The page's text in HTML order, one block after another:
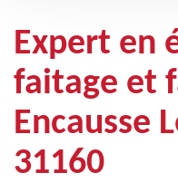
Expert en
faitage et
Encausse
31160